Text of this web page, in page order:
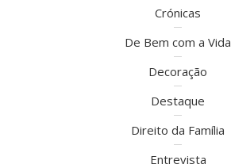
Crónicas
De Bem com a Vida
Decoração
Destaque
Direito da Família
Entrevista